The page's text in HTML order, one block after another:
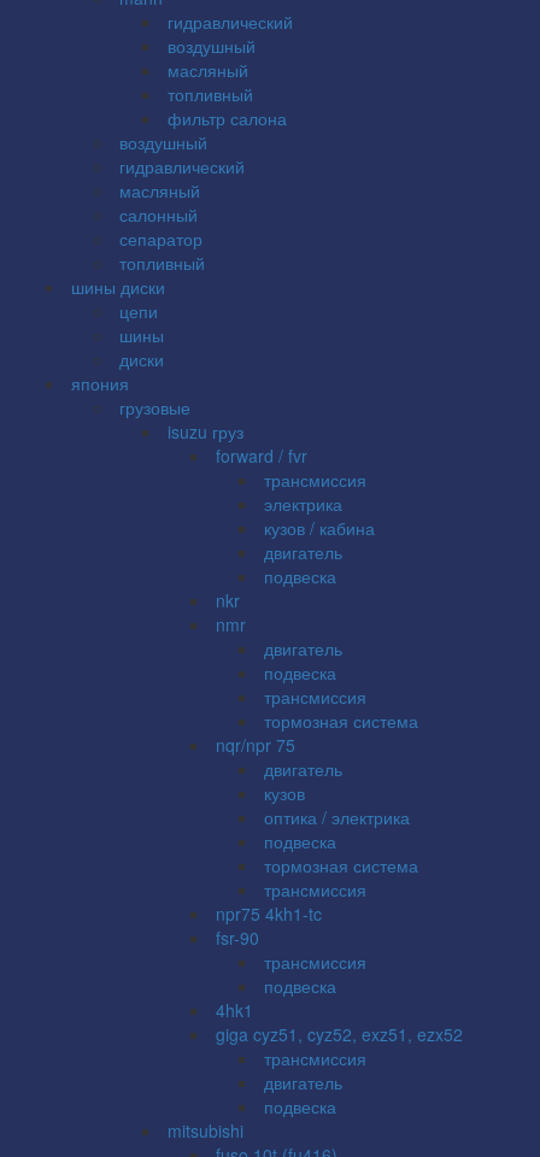
гидравлический
воздушный
масляный
топливный
фильтр салона
воздушный
гидравлический
масляный
салонный
сепаратор
топливный
шины диски
цепи
шины
диски
япония
грузовые
isuzu груз
forward / fvr
трансмиссия
электрика
кузов / кабина
двигатель
подвеска
nkr
nmr
двигатель
подвеска
трансмиссия
тормозная система
nqr/npr 75
двигатель
кузов
оптика / электрика
подвеска
тормозная система
трансмиссия
npr75 4kh1-tc
fsr-90
трансмиссия
подвеска
4hk1
giga cyz51, cyz52, exz51, ezx52
трансмиссия
двигатель
подвеска
mitsubishi